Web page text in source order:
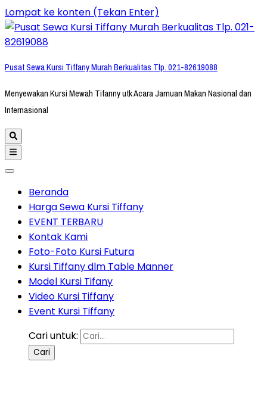
Lompat ke konten (Tekan Enter)
Pusat Sewa Kursi Tiffany Murah Berkualitas Tlp. 021-82619088
Menyewakan Kursi Mewah Tifanny utk Acara Jamuan Makan Nasional dan
Internasional
Beranda
Harga Sewa Kursi Tiffany
EVENT TERBARU
Kontak Kami
Foto-Foto Kursi Futura
Kursi Tiffany dlm Table Manner
Model Kursi Tifany
Video Kursi Tiffany
Event Kursi Tiffany
Cari untuk: